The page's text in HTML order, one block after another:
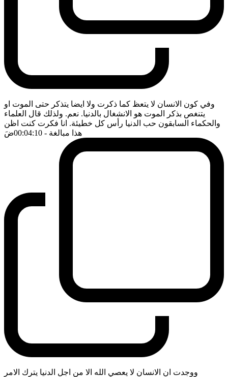
وفي كون الانسان لا يتعظ كما ذكرت ولا ايضا يتذكر حتى الموت او
يتنغص بذكر الموت هو الانشغال بالدنيا. نعم. ولذلك قال العلماء
والحكماء السابقون حب الدنيا رأس كل خطيئة. انا فكرت كنت اظن
هذا مبالغة - 00:04:10 ضَ
ووجدت ان الانسان لا يعصي الله الا من اجل الدنيا يترك الامر